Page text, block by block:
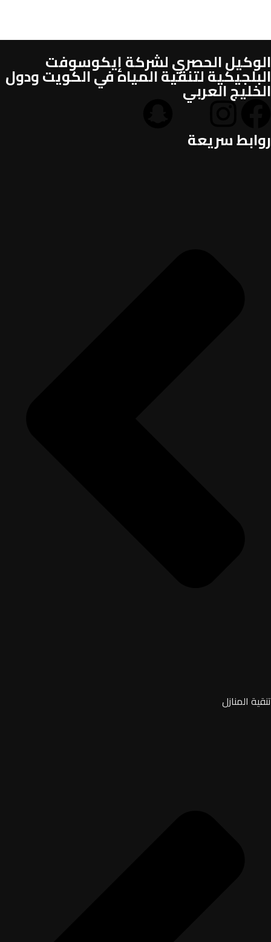
الوكيل الحصري لشركة إيكوسوفت
البلجيكية لتنقية المياه في الكويت ودول
الخليج العربي
روابط سريعة
تنقية المنازل